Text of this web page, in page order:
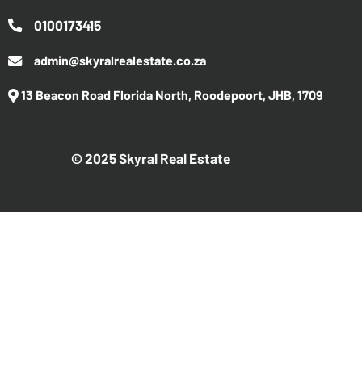
0100173415
admin@skyralrealestate.co.za
13 Beacon Road Florida North, Roodepoort, JHB, 1709
© 2025 Skyral Real Estate